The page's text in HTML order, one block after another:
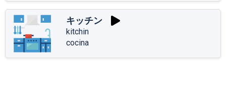
キッチン
kitchin
cocina